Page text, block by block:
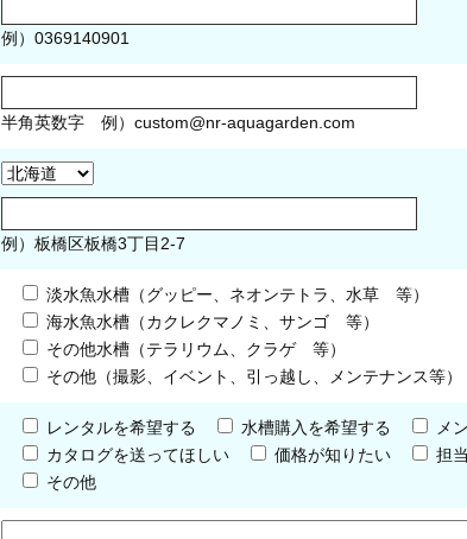
例）0369140901
半角英数字 例） custom@nr-aquagarden.com
例）板橋区板橋3丁目2-7
淡水魚水槽（グッピー、ネオンテトラ、水草 等）
海水魚水槽（カクレクマノミ、サンゴ 等）
その他水槽（テラリウム、クラゲ 等）
その他（撮影、イベント、引っ越し、メンテナンス等）
レンタルを希望する 水槽購入を希望する
メ
カタログを送ってほしい
価格が知りたい
担
その他